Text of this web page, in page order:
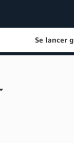
Se lancer